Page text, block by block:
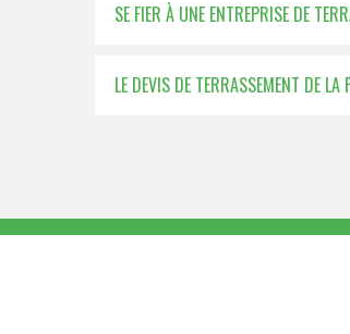
SE FIER À UNE ENTREPRISE DE
LE DEVIS DE TERRASSEMENT DE